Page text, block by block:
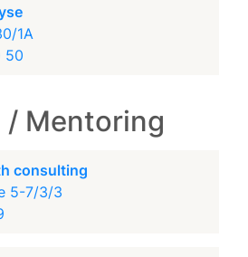
1A
50
/ Mentoring
consulting
5-7/3/3